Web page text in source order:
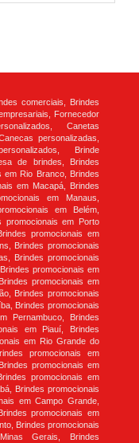
comerciais, Brindes
Fornecedor
Canetas
personalizadas,
Brinde
de brindes, Brindes
em Rio Branco, Brindes
em Macapá, Brindes
em Manaus,
em Belém,
promocionais em Porto
promocionais em
Brindes promocionais
Brindes promocionais
promocionais em
promocionais em
Brindes promocionais
Brindes promocionais
Pernambuco, Brindes
em Piauí, Brindes
em Rio Grande do
promocionais em
promocionais em
promocionais em
Brindes promocionais
em Campo Grande,
promocionais em
Brindes promocionais
Gerais, Brindes